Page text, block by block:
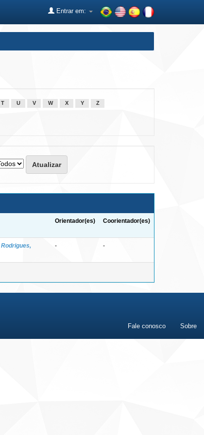
Entrar em:
T U V W X Y Z
Orientador(es) Coorientador(es)
Rodrigues,
- -
Fale conosco Sobre